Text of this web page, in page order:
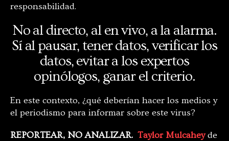
responsabilidad.
No al directo, al en vivo, a la alarma.
Sí al pausar, tener datos, verificar los
datos, evitar a los expertos
opinólogos, ganar el criterio.
En este contexto, ¿qué deberían hacer los medios y
el periodismo para informar sobre este virus?
REPORTEAR, NO ANALIZAR. Taylor Mulcahey de